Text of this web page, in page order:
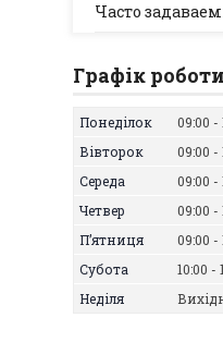
Часто
Графік роботи
Понеділок 09:00
Вівторок
09:00
Середа
09:00
Четвер
09:00
Пʼятниця
09:00
Субота
10:00
Неділя